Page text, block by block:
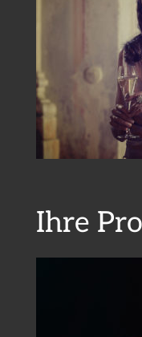
Ihre